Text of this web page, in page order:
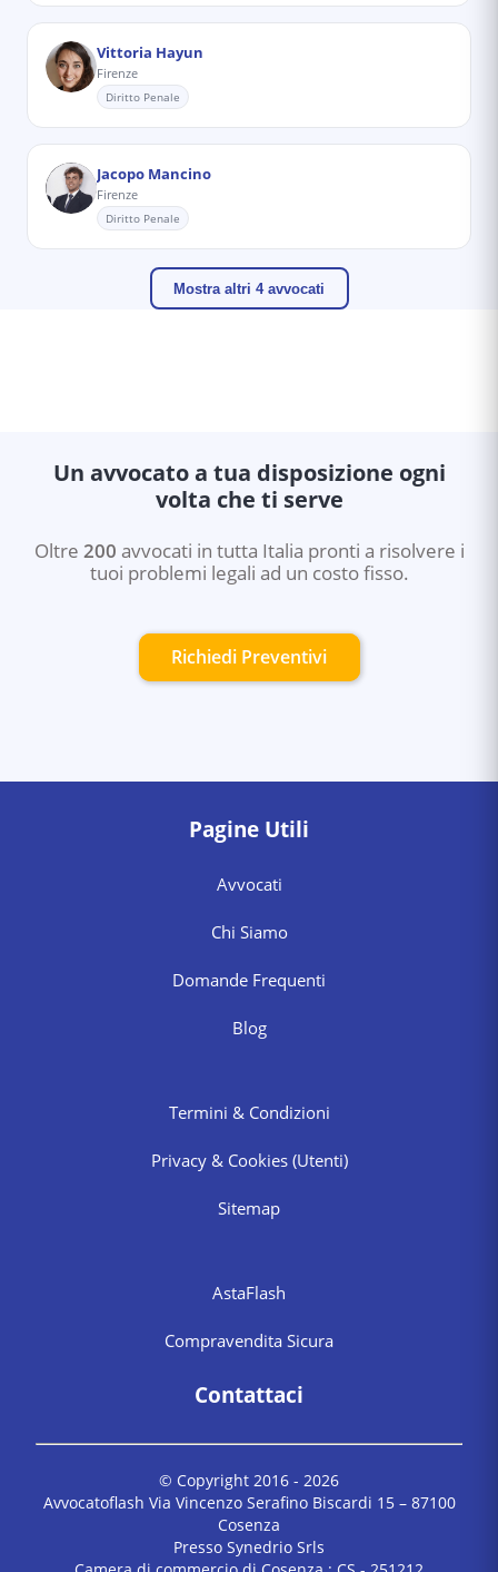
Vittoria Hayun
Firenze
Diritto Penale
Jacopo Mancino
Firenze
Diritto Penale
Mostra altri 4 avvocati
Un avvocato a tua disposizione ogni
volta che ti serve
Oltre 200 avvocati in tutta Italia pronti a risolvere i
tuoi problemi legali ad un costo fisso.
Richiedi Preventivi
Pagine Utili
Avvocati
Chi Siamo
Domande Frequenti
Blog
Termini & Condizioni
Privacy & Cookies (Utenti)
Sitemap
AstaFlash
Compravendita Sicura
Contattaci
© Copyright 2016 - 2026
Avvocatoflash Via Vincenzo Serafino Biscardi 15 – 87100
Cosenza
Presso Synedrio Srls